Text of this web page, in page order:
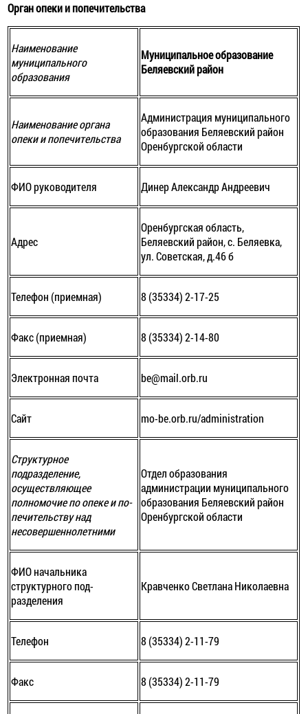
Орган опеки и попечительства
Наименование
муниципального
образования ­
Муниципальное образование
Беляевский район
Наименование органа
опеки и попечительства ­
Администрация муниципального
образования Беляевский район
Оренбургской области
ФИО руководителя Динер Александр Андреевич
Адрес
Оренбургская область,
Беляевский район, с. Беляевка,
ул. Советская, д.46 б
Телефон (приемная) 8 (35334) 2-17-25
Факс (приемная) 8 (35334) 2-14-80
Электронная почта be@mail.orb.ru
Сайт mo-be.orb.ru/administration
Структурное
подразделение,
осуществляющее
полномочие по опеке и по­­
печительству над
несовершеннолет­ними
Отдел образования
администрации муниципального
образования Беляевский район
Оренбургской области
ФИО начальника
структурного под­
разделения
Кравченко Светлана Николаевна
Телефон 8 (35334) 2-11-79
Факс 8 (35334) 2-11-79